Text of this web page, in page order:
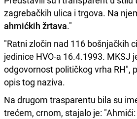
zagrebačkih ulica i trgova. Na
ahmićkih žrtava."
"Ratni zločin nad 116 bošnjačkih
jedinice HVO-a 16.4.1993. MKSJ
odgovornost političkog vrha RH",
opis tog naziva.
Na drugom trasparentu bila su
trećem, crnom, stajalo je: